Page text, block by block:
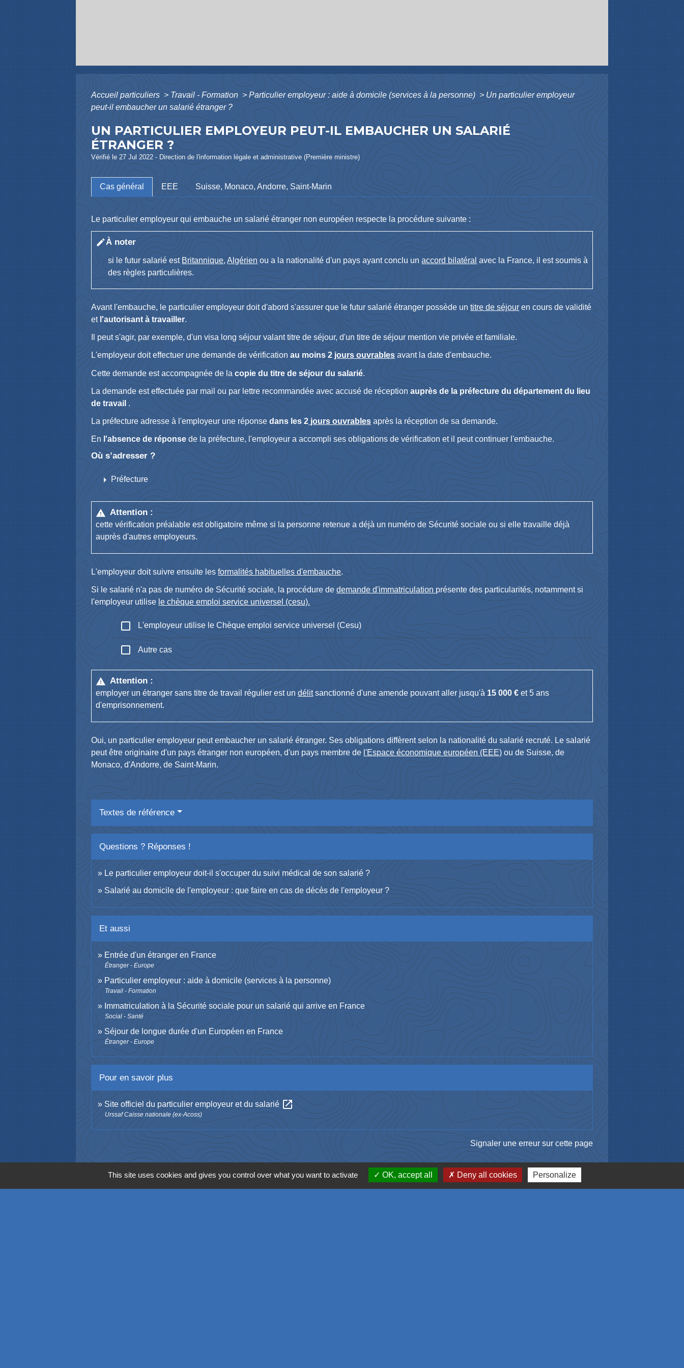
Accueil particuliers > Travail - Formation> Particulier employeur : aide à domicile (services à la personne) > Un particulier employeur
peut-il embaucher un salarié étranger ?
UN PARTICULIER EMPLOYEUR PEUT-IL EMBAUCHER UN SALARIÉ
ÉTRANGER ?
Vérifié le 27 Jul 2022 - Direction de l'information légale et administrative (Première ministre)
Cas général EEE Suisse, Monaco, Andorre, Saint-Marin
Le particulier employeur qui embauche un salarié étranger non européen respecte la procédure suivante :
editÀ noter
si le futur salarié estBritannique,Algérien ou a la nationalité d'un pays ayant conclu unaccord bilatéralavec la France, il est soumis à
des règles particulières.
Avant l'embauche, le particulier employeur doit d'abord s'assurer que le futur salarié étranger possède untitre de séjouren cours de validité
etl'autorisant à travailler.
Il peut s'agir, par exemple, d'un visa long séjour valant titre de séjour, d'un titre de séjour mention vie privée et familiale.
L'employeur doit effectuer une demande de vérification au moins 2jours ouvrables avant la date d'embauche.
Cette demande est accompagnée de lacopie du titre de séjour du salarié.
La demande est effectuée par mail ou par lettre recommandée avec accusé de réceptionauprès de la préfecture du département du lieu
de travail.
La préfecture adresse à l'employeur une réponsedans les 2jours ouvrables après la réception de sa demande.
En l'absence de réponse de la préfecture, l'employeur a accompli ses obligations de vérification et il peut continuer l'embauche.
Où s’adresser ?
arrow_right Préfecture
warning Attention :
cette vérification préalable est obligatoire même si la personne retenue a déjà un numéro de Sécurité sociale ou si elle travaille déjà
auprès d'autres employeurs.
L'employeur doit suivre ensuite lesformalités habituelles d'embauche.
Si le salarié n'a pas de numéro de Sécurité sociale, la procédure dedemande d'immatriculation présente des particularités, notamment si
l'employeur utilise le chèque emploi service universel (cesu).
check_box_outline_blank L'employeur utilise le Chèque emploi service universel (Cesu)
check_box_outline_blank Autre cas
warning Attention :
employer un étranger sans titre de travail régulier est undélitsanctionné d'une amende pouvant aller jusqu'à15 000 €et 5 ans
d'emprisonnement.
Oui, un particulier employeur peut embaucher un salarié étranger. Ses obligations diffèrent selon la nationalité du salarié recruté. Le salarié
peut être originaire d'un pays étranger non européen, d'un pays membre de l'Espace économique européen (EEE) ou de Suisse, de
Monaco, d'Andorre, de Saint-Marin.
Textes de référence
Questions ? Réponses !
Le particulier employeur doit-il s'occuper du suivi médical de son salarié ?
Salarié au domicile de l'employeur : que faire en cas de décès de l'employeur ?
Et aussi
Entrée d'un étranger en France
Étranger - Europe
Particulier employeur : aide à domicile (services à la personne)
Travail - Formation
Immatriculation à la Sécurité sociale pour un salarié qui arrive en France
Social - Santé
Séjour de longue durée d'un Européen en France
Étranger - Europe
Pour en savoir plus
Site officiel du particulier employeur et du salariéopen_in_new
Urssaf Caisse nationale (ex-Acoss)
Signaler une erreur sur cette page
This site uses cookies and gives you control over what you want to activate OK, accept all Deny all cookies Personalize